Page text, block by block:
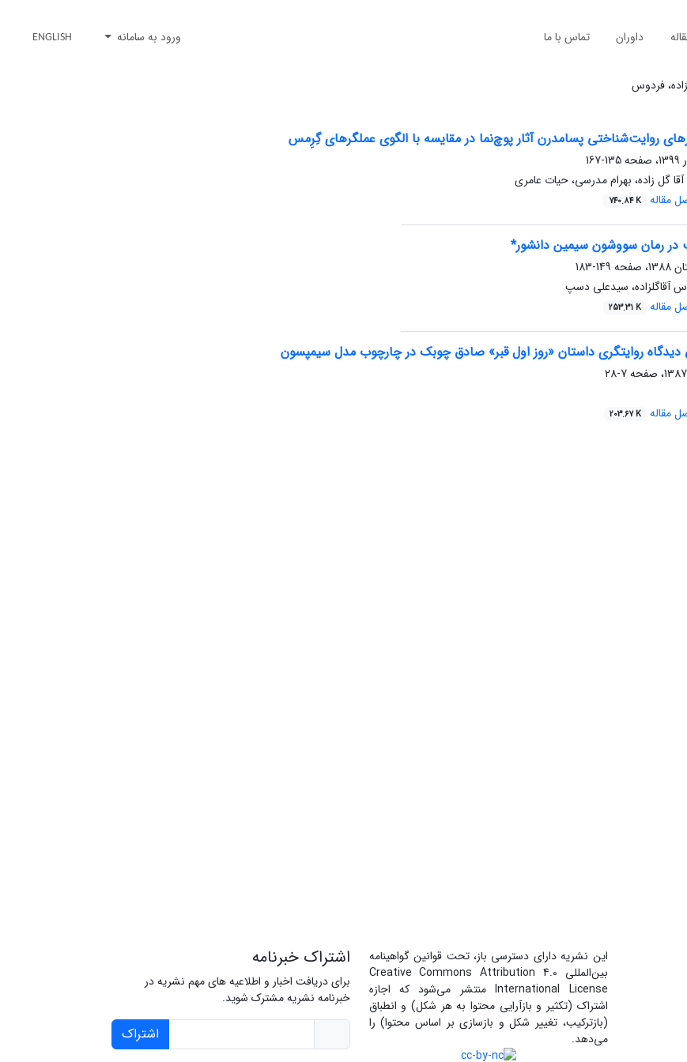
داوران تماس با ما ورود به سامانه ENGLISH
فردوس
روایت‌شناختی پسامدرن آثار پوچ‌نما در مقایسه با الگوی عملگرهای گِرِمس
135-167
گل زاده، بهرام مدرسی، حیات عامری
مقاله 740.84 K
در رمان سووشون سیمین دانشور*
149-183
آقاگلزاده، سیدعلی دسپ
مقاله 253.31 K
دیدگاه روایتگری داستان «روز اول قبر» صادق چوبک در چارچوب مدل سیمپسون
7-28
مقاله 203.67 K
این نشریه دارای دسترسی باز، تحت قوانین گواهینامه
بین‌المللی Creative Commons Attribution 4.0
International License منتشر می‌شود که اجازه
اشتراک (تکثیر و بازآرایی محتوا به هر شکل) و انطباق
(بازترکیب، تغییر شکل و بازسازی بر اساس محتوا) را
می‌دهد.
اشتراک خبرنامه
برای دریافت اخبار و اطلاعیه های مهم نشریه در
خبرنامه نشریه مشترک شوید.
اشتراک